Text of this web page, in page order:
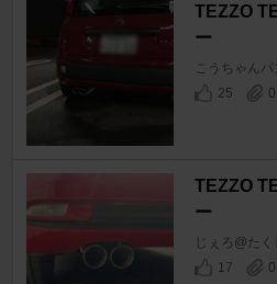
TEZZO
ー
こうちゃん
25
0
TEZZO
ー
じぇろ@た
17
0